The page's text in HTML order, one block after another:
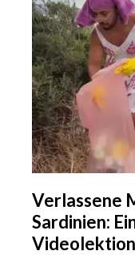
Verlassene
Sardinien: